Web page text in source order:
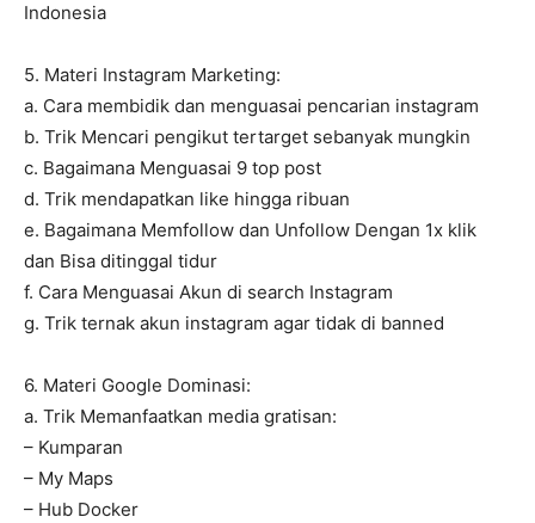
Indonesia
5. Materi Instagram Marketing:
a. Cara membidik dan menguasai pencarian instagram
b. Trik Mencari pengikut tertarget sebanyak mungkin
c. Bagaimana Menguasai 9 top post
d. Trik mendapatkan like hingga ribuan
e. Bagaimana Memfollow dan Unfollow Dengan 1x klik
dan Bisa ditinggal tidur
f. Cara Menguasai Akun di search Instagram
g. Trik ternak akun instagram agar tidak di banned
6. Materi Google Dominasi:
a. Trik Memanfaatkan media gratisan:
– Kumparan
– My Maps
– Hub Docker